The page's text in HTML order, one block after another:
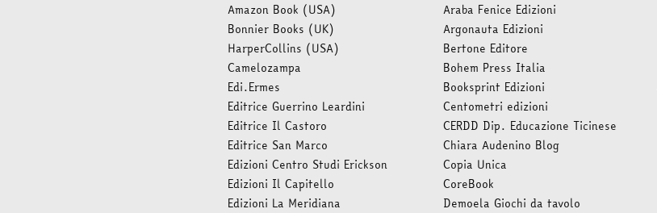
Amazon Book (USA)
Bonnier Books (UK)
HarperCollins (USA)
Camelozampa
Edi.Ermes
Editrice Guerrino Leardini
Editrice Il Castoro
Editrice San Marco
Edizioni Centro Studi Erickson
Edizioni Il Capitello
Edizioni La Meridiana
Araba Fenice Edizioni
Argonauta Edizioni
Bertone Editore
Bohem Press Italia
Booksprint Edizioni
Centometri edizioni
CERDD Dip. Educazione Ticinese
Chiara Audenino Blog
Copia Unica
CoreBook
Demoela Giochi da tavolo